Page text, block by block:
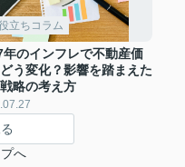
立ちコラム
年のインフレで不動産価
う変化？影響を踏まえた
略の考え方
へ